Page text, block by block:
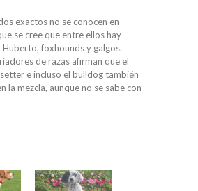
exactos no se conocen en
se cree que entre ellos hay
Huberto, foxhounds y galgos.
de razas afirman que el
e incluso el bulldog también
la mezcla, aunque no se sabe con